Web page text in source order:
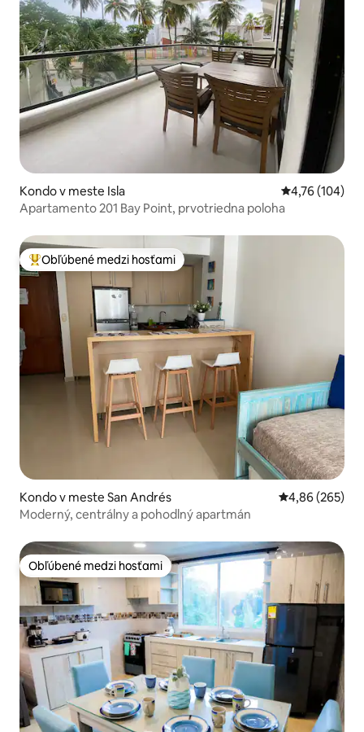
Kondo v meste Isla Priemerné
4,76 (104)
Apartamento 201 Bay Point, prvotriedna poloha
Najobľúbenejšie medzi hosťami
Obľúbené medzi hosťami
Kondo v meste San Andrés Priemerné
4,86 (265)
Moderný, centrálny a pohodlný apartmán
Obľúbené medzi hosťami
Obľúbené medzi hosťami